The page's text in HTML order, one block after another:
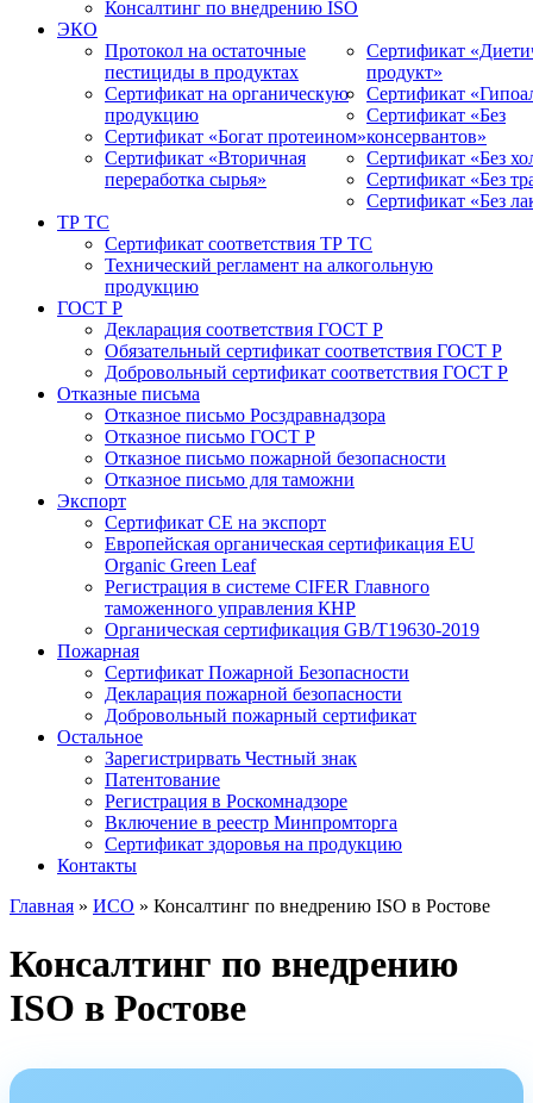
Консалтинг по внедрению ISO
ЭКО
Протокол на остаточные
пестициды в продуктах
Сертификат на органическую
продукцию
Сертификат «Богат протеином»
Сертификат «Вторичная
переработка сырья»
Сертификат
продукт»
Сертификат
Сертификат «Без
консервантов»
Сертификат «Без
Сертификат «Без
Сертификат «Без
ТР ТС
Сертификат соответствия ТР ТС
Технический регламент на алкогольную
продукцию
ГОСТ Р
Декларация соответствия ГОСТ Р
Обязательный сертификат соответствия ГОСТ Р
Добровольный сертификат соответствия ГОСТ Р
Отказные письма
Отказное письмо Росздравнадзора
Отказное письмо ГОСТ Р
Отказное письмо пожарной безопасности
Отказное письмо для таможни
Экспорт
Сертификат СЕ на экспорт
Европейская органическая сертификация EU
Organic Green Leaf
Регистрация в системе CIFER Главного
таможенного управления КНР
Органическая сертификация GB/T19630-2019
Пожарная
Сертификат Пожарной Безопасности
Декларация пожарной безопасности
Добровольный пожарный сертификат
Остальное
Зарегистрирвать Честный знак
Патентование
Регистрация в Роскомнадзоре
Включение в реестр Минпромторга
Сертификат здоровья на продукцию
Контакты
Главная » ИСО » Консалтинг по внедрению ISO в Ростове
Консалтинг по внедрению
ISO в Ростове